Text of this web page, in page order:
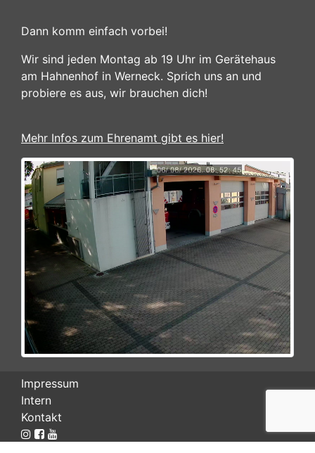
Dann komm einfach vorbei!
Wir sind jeden Montag ab 19 Uhr im Gerätehaus
am Hahnenhof in Werneck. Sprich uns an und
probiere es aus, wir brauchen dich!
Mehr Infos zum Ehrenamt gibt es hier!
Impressum
Intern
Kontakt